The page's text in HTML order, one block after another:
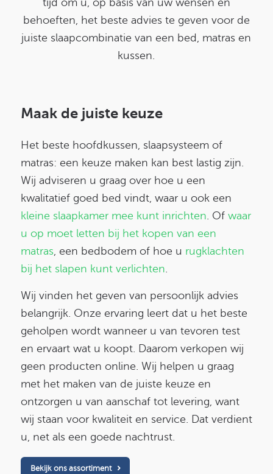
tijd om u, op basis van uw wensen en
behoeften, het beste advies te geven voor de
juiste slaapcombinatie van een bed, matras en
kussen.
Maak de juiste keuze
Het beste hoofdkussen, slaapsysteem of
matras: een keuze maken kan best lastig zijn.
Wij adviseren u graag over hoe u een
kwalitatief goed bed vindt, waar u ook een
kleine slaapkamer mee kunt inrichten . Of waar
u op moet letten bij het kopen van een
matras, een bedbodem of hoe u rugklachten
bij het slapen kunt verlichten
Wij vinden het geven van persoonlijk advies
belangrijk. Onze ervaring leert dat u het beste
geholpen wordt wanneer u van tevoren test
en ervaart wat u koopt. Daarom verkopen wij
geen producten online. Wij helpen u graag
met het maken van de juiste keuze en
ontzorgen u van aanschaf tot levering, want
wij staan voor kwaliteit en service. Dat verdient
u, net als een goede nachtrust.
Bekijk ons assortiment